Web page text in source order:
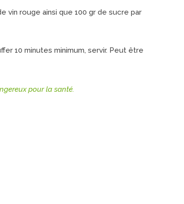
vin rouge ainsi que 100 gr de sucre par
10 minutes minimum, servir. Peut être
pour la santé.